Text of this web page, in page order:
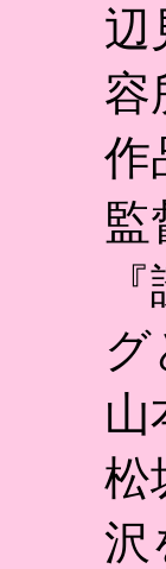
辺
容
作
監
グ
山
松
沢